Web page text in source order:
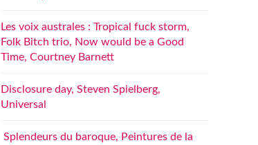
Les voix australes : Tropical fuck storm,
Folk Bitch trio, Now would be a Good
Time, Courtney Barnett
Disclosure day, Steven Spielberg,
Universal
Splendeurs du baroque, Peintures de la